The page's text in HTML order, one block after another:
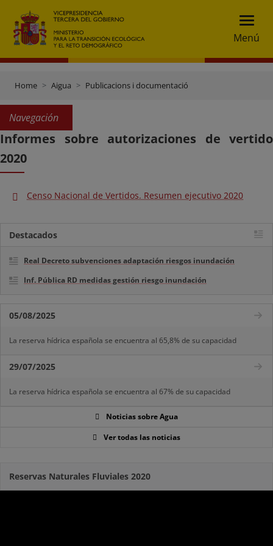
Menú
Home Aigua Publicacions i documentació
Navegación
Informes sobre autorizaciones de vertido
2020
Censo Nacional de Vertidos. Resumen ejecutivo 2020
Destacados
Real Decreto subvenciones adaptación riesgos inundación
Inf. Pública RD medidas gestión riesgo inundación
05/08/2025
La reserva hídrica española se encuentra al 65,8% de su capacidad
29/07/2025
La reserva hídrica española se encuentra al 67% de su capacidad
Noticias sobre Agua
Ver todas las noticias
Reservas Naturales Fluviales 2020